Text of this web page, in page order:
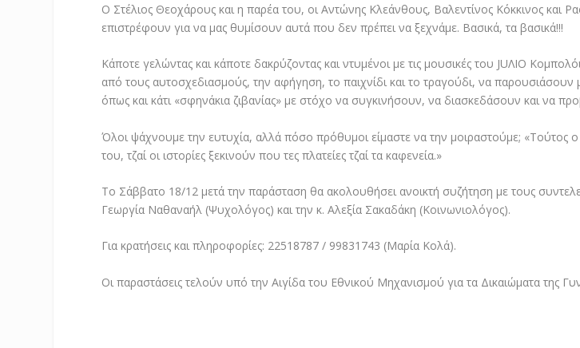
Ο Στέλιος Θεοχάρους και η παρέα του, οι Αντώνης Κλεάνθους, Βαλεντίνος Κόκκινος και
επιστρέφουν για να μας θυμίσουν αυτά που δεν πρέπει να ξεχνάμε. Βασικά, τα βασικά!!!
Κάποτε γελώντας και κάποτε δακρύζοντας και ντυμένοι με τις μουσικές του JUΛIO
από τους αυτοσχεδιασμούς, την αφήγηση, το παιχνίδι και το τραγούδι, να παρουσιάσουν
όπως και κάτι «σφηνάκια ζιβανίας» με στόχο να συγκινήσουν, να διασκεδάσουν και να
Όλοι ψάχνουμε την ευτυχία, αλλά πόσο πρόθυμοι είμαστε να την μοιραστούμε; «Τούτος ο
του, τζαί οι ιστορίες ξεκινούν που τες πλατείες τζαί τα καφενεία.»
Το Σάββατο 18/12 μετά την παράσταση θα ακολουθήσει ανοικτή συζήτηση με τους
Γεωργία Ναθαναήλ (Ψυχολόγος) και την κ. Αλεξία Σακαδάκη (Κοινωνιολόγος).
Για κρατήσεις και πληροφορίες: 22518787 / 99831743 (Μαρία Κολά).
Οι παραστάσεις τελούν υπό την Αιγίδα του Εθνικού Μηχανισμού για τα Δικαιώματα της